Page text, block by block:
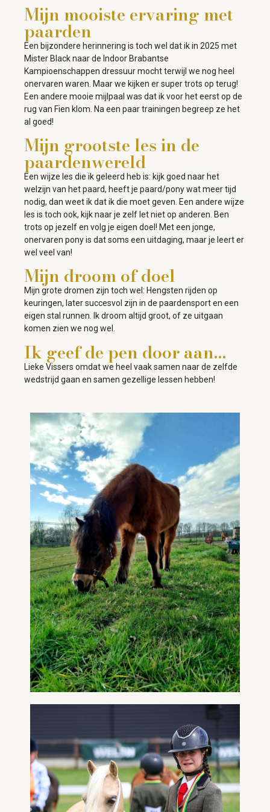
Mijn mooiste ervaring met
paarden
Een bijzondere herinnering is toch wel dat ik in 2025 met
Mister Black naar de Indoor Brabantse
Kampioenschappen dressuur mocht terwijl we nog heel
onervaren waren. Maar we kijken er super trots op terug!
Een andere mooie mijlpaal was dat ik voor het eerst op de
rug van Fien klom. Na een paar trainingen begreep ze het
al goed!
Mijn grootste les in de
paardenwereld
Een wijze les die ik geleerd heb is: kijk goed naar het
welzijn van het paard, heeft je paard/pony wat meer tijd
nodig, dan weet ik dat ik die moet geven. Een andere wijze
les is toch ook, kijk naar je zelf let niet op anderen. Ben
trots op jezelf en volg je eigen doel! Met een jonge,
onervaren pony is dat soms een uitdaging, maar je leert er
wel veel van!
Mijn droom of doel
Mijn grote dromen zijn toch wel: Hengsten rijden op
keuringen, later succesvol zijn in de paardensport en een
eigen stal runnen. Ik droom altijd groot, of ze uitgaan
komen zien we nog wel.
Ik geef de pen door aan…
Lieke Vissers omdat we heel vaak samen naar de zelfde
wedstrijd gaan en samen gezellige lessen hebben!